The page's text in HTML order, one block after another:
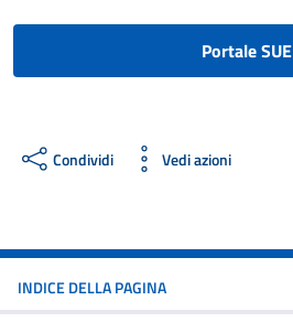
Portale SUE
Condividi Vedi azioni
INDICE DELLA PAGINA